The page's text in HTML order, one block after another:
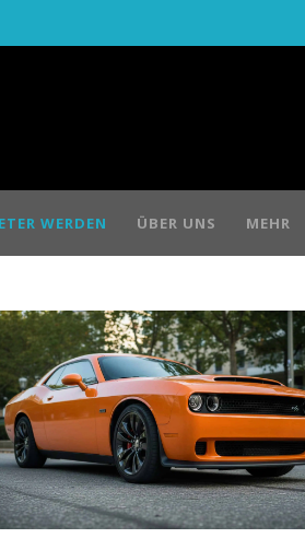
WERDEN ÜBER UNS MEHR